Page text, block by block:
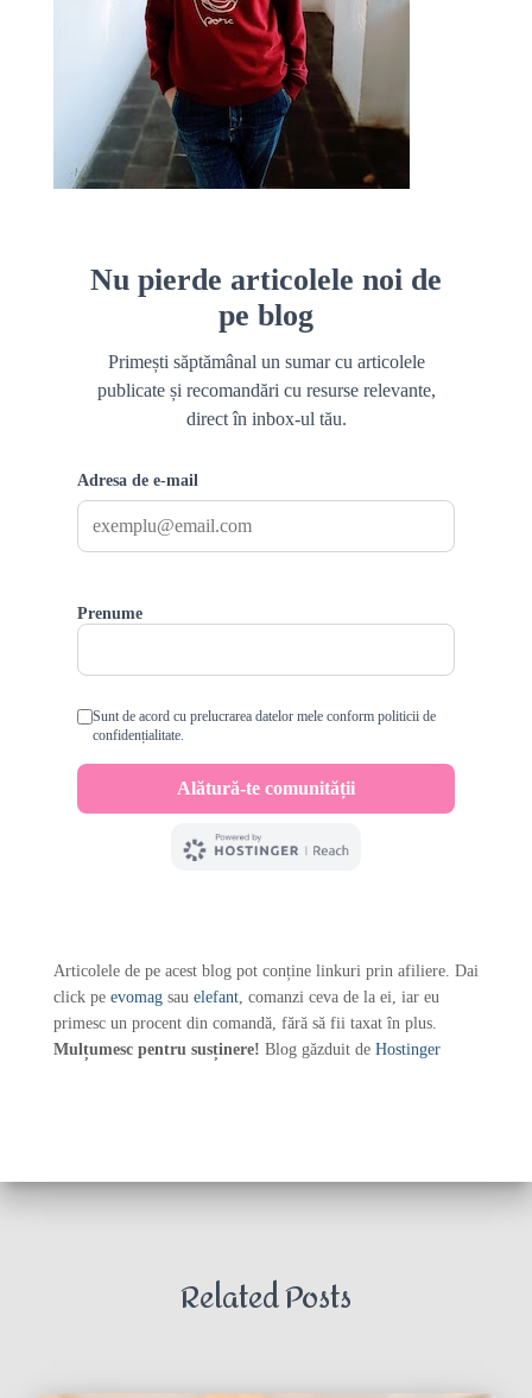
Articolele de pe acest blog pot conține linkuri prin afiliere. Dai
click pe evomag sau elefant, comanzi ceva de la ei, iar eu
primesc un procent din comandă, fără să fii taxat în plus.
Mulțumesc pentru susținere! Blog găzduit de Hostinger
Related Posts